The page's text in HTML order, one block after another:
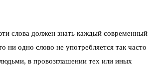
слова должен знать каждый современный
ни одно слово не употребляется так часто
в провозглашении тех или иных